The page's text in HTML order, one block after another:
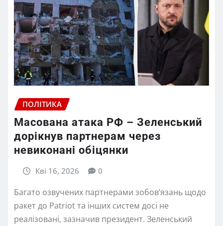
ПОЛІТИКА
Масована атака РФ – Зеленський
дорікнув партнерам через
невиконані обіцянки
Кві 16, 2026 0
Багато озвучених партнерами зобов’язань щодо
ракет до Patriot та інших систем досі не
реалізовані, зазначив президент. Зеленський